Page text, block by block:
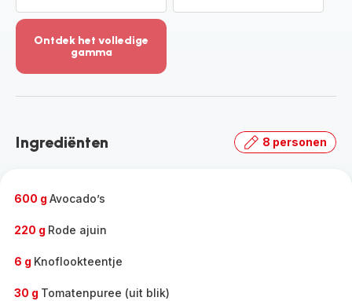
Ontdek het volledige
gamma
-
volledige
Ingrediënten 8 personen
600 g Avocado’s
220 g Rode ajuin
6 g Knoflookteentje
30 g Tomatenpuree (uit blik)